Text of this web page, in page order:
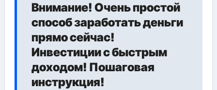
Внимание! Очень простой
способ заработать деньги
прямо сейчас!
Инвестиции с быстрым
доходом! Пошаговая
инструкция!